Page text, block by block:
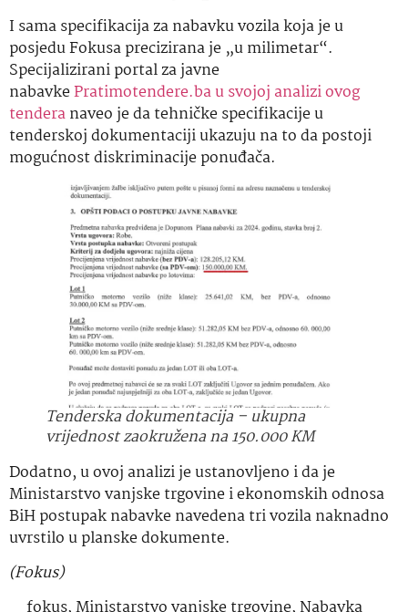
I sama specifikacija za nabavku vozila koja je u
posjedu Fokusa precizirana je „u milimetar“.
Specijalizirani portal za javne
nabavkePratimotendere.ba u svojoj analizi ovog
tenderanaveo je da tehničke specifikacije u
tenderskoj dokumentaciji ukazuju na to da postoji
mogućnost diskriminacije ponuđača.
Tenderska dokumentacija – ukupna
vrijednost zaokružena na 150.000 KM
Dodatno, u ovoj analizi je ustanovljeno i da je
Ministarstvo vanjske trgovine i ekonomskih odnosa
BiH postupak nabavke navedena tri vozila naknadno
uvrstilo u planske dokumente.
(Fokus)